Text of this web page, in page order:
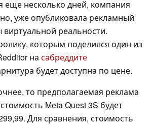
еще несколько дней, компания
уже опубликовала рекламный
виртуальной реальности.
которым поделился один из
на сабреддите
будет доступна по цене.
то предполагаемая реклама
Meta Quest 3S будет
Для сравнения, стоимость